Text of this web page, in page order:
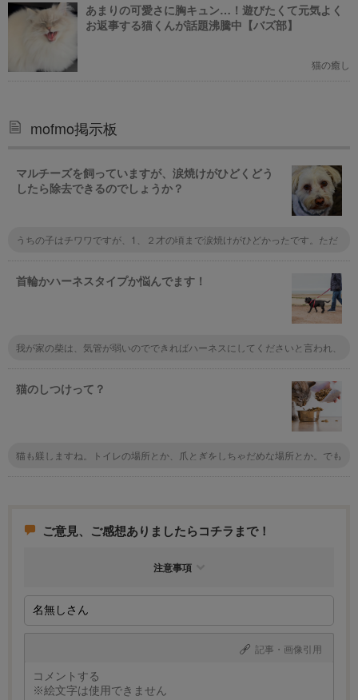
あまりの可愛さに胸キュン…！遊びたくて元気よく
お返事する猫くんが話題沸騰中【バズ部】
猫の癒し
mofmo掲示板
マルチーズを飼っていますが、涙焼けがひどくどう
したら除去できるのでしょうか？
うちの子はチワワですが、1、２才の頃まで涙焼けがひどかったです。ただ
その後ずっと涙焼けしなくなりました。
首輪かハーネスタイプか悩んでます！
我が家の柴は、気管が弱いのでできればハーネスにしてくださいと言われ、
プは入っていますが、もしもの時のために首輪に迷子札をつけています。
猫のしつけって？
猫も躾しますね。トイレの場所とか、爪とぎをしちゃだめな場所とか。でも
るし、爪とぎなんかも別に用意した上で、ここはダメって教えます。
ご意見、ご感想ありましたらコチラまで！
注意事項
記事・画像引用